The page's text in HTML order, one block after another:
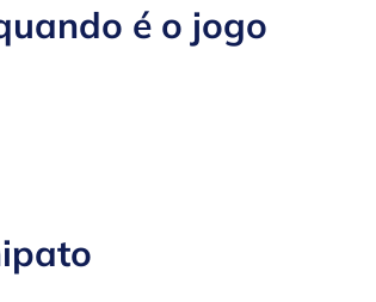
é o jogo